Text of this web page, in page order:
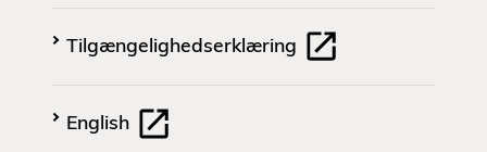
Tilgængelighedserklæring
English